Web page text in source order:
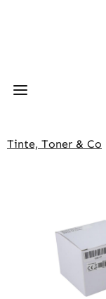
Tinte, Toner & Co